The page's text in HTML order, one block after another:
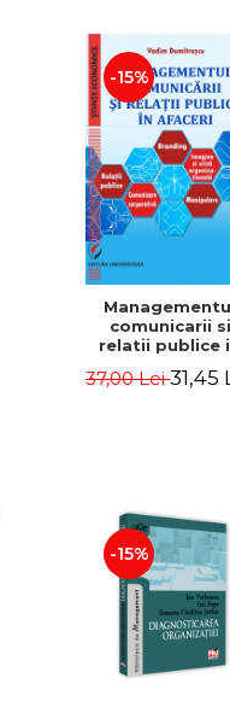
-15%
comunicarii si
relatii publice
Dumitrascu
37,00 Lei31,45
-15%